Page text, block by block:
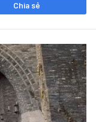
Chia sẻ